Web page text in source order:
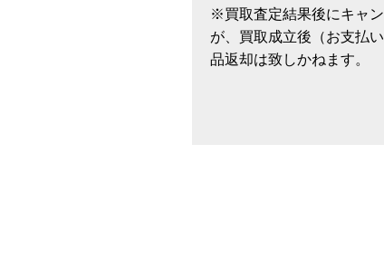
※買取査定結果後にキャ
が、買取成立後（お支払
品返却は致しかねます。